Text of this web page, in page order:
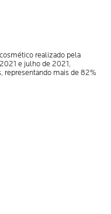
realizado pela
e julho de 2021,
representando mais de 82%